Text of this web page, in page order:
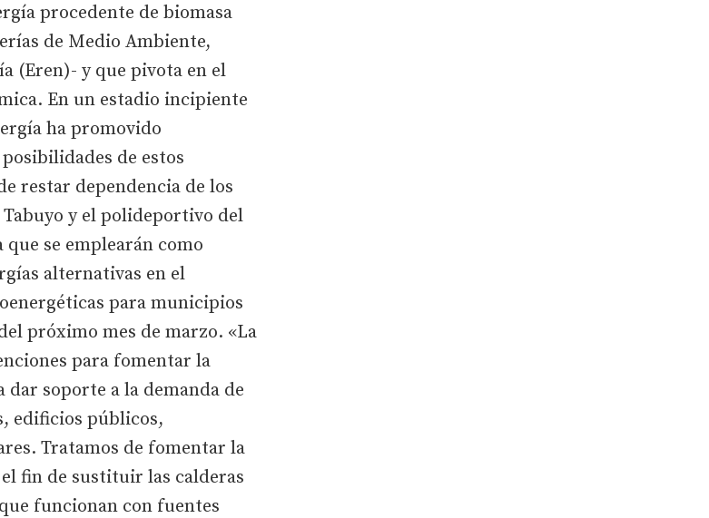
procedente de biomasa
de Medio Ambiente,
(Eren)- y que pivota en el
En un estadio incipiente
ha promovido
de estos
restar dependencia de los
y el polideportivo del
se emplearán como
alternativas en el
para municipios
próximo mes de marzo. «La
para fomentar la
dar soporte a la demanda de
edificios públicos,
Tratamos de fomentar la
fin de sustituir las calderas
funcionan con fuentes